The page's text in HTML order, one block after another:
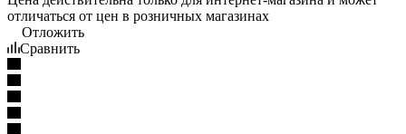
отличаться от цен в розничных магазинах
Отложить
Сравнить